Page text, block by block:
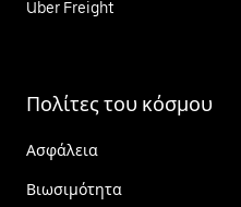
Uber Freight
Πολίτες του κόσμου
Ασφάλεια
Βιωσιμότητα